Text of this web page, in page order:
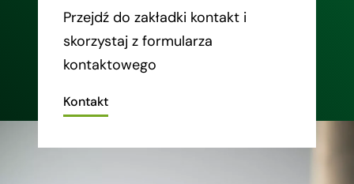
Przejdź do zakładki kontakt i
skorzystaj z formularza
kontaktowego
Kontakt